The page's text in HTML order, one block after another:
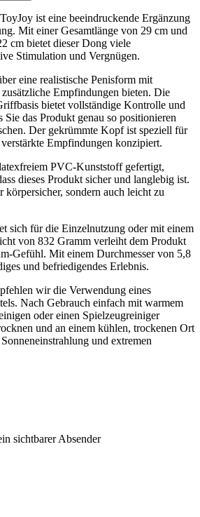
ist eine beeindruckende Ergänzung
Mit einer Gesamtlänge von 29 cm und
cm bietet dieser Dong viele
Stimulation und Vergnügen.
eine realistische Penisform mit
Empfindungen bieten. Die
bietet vollständige Kontrolle und
Sie das Produkt genau so positionieren
Der gekrümmte Kopf ist speziell für
Empfindungen konzipiert.
PVC-Kunststoff gefertigt,
dieses Produkt sicher und langlebig ist.
sondern auch leicht zu
sich für die Einzelnutzung oder mit einem
von 832 Gramm verleiht dem Produkt
Gefühl. Mit einem Durchmesser von 5,8
und befriedigendes Erlebnis.
wir die Verwendung eines
Nach Gebrauch einfach mit warmem
oder einen Spielzeugreiniger
und an einem kühlen, trockenen Ort
und extremen
sichtbarer Absender